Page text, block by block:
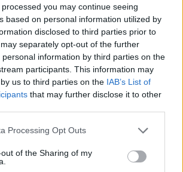
you may continue seeing
based on personal information utilized by
disclosed to third parties prior to
separately opt-out of the further
information by third parties on the
participants. This information may
us to third parties on the IAB’s List of
that may further disclose it to other
website/app uses one or more Google
visit or usage behaviour. You may click to
to Google and its third-party tags to
Processing Opt Outs
of the Sharing of my
σήμερα Τετάρτη 01-04-
02-04-26 στις
περιοχές της χώρας με μεγάλης
βροχές και καταιγίδες και
χαλαζοπτώσεις.
άνεμοι εντάσεως 7 με
περιοχή των Δωδεκανήσων 10